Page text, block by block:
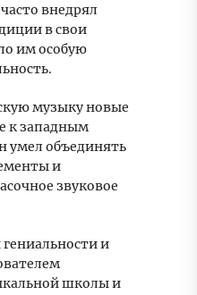
внедрял
в свои
им особую
музыку новые
к западным
умел объединять
и
звуковое
гениальности и
школы и